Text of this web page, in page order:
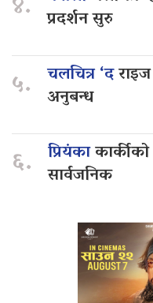
प्रदर्शन सुरु
५. चलचित्र ‘द
अनुबन्ध
६. प्रियंका
सार्वजनिक